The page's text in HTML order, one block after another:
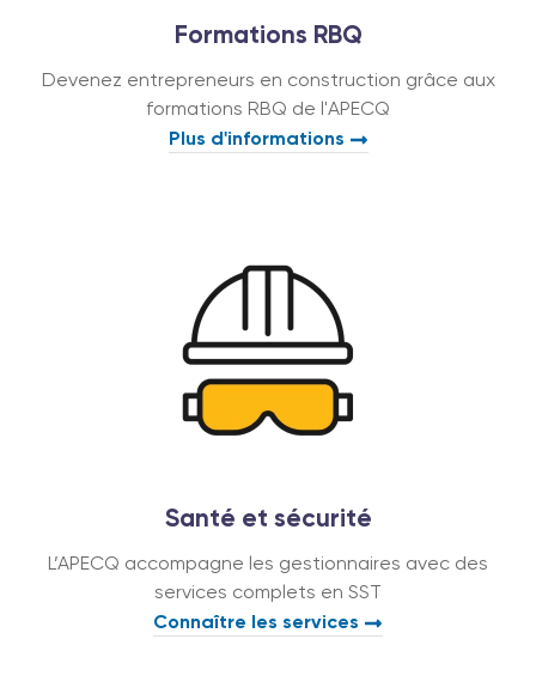
Formations RBQ
Devenez entrepreneurs en construction grâce aux
formations RBQ de l'APECQ
Plus d'informations
Santé et sécurité
L’APECQ accompagne les gestionnaires avec des
services complets en SST
Connaître les services